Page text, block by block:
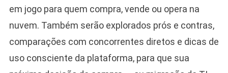
em jogo para quem compra, vende ou opera na
nuvem. Também serão explorados prós e contras,
comparações com concorrentes diretos e dicas de
uso consciente da plataforma, para que sua